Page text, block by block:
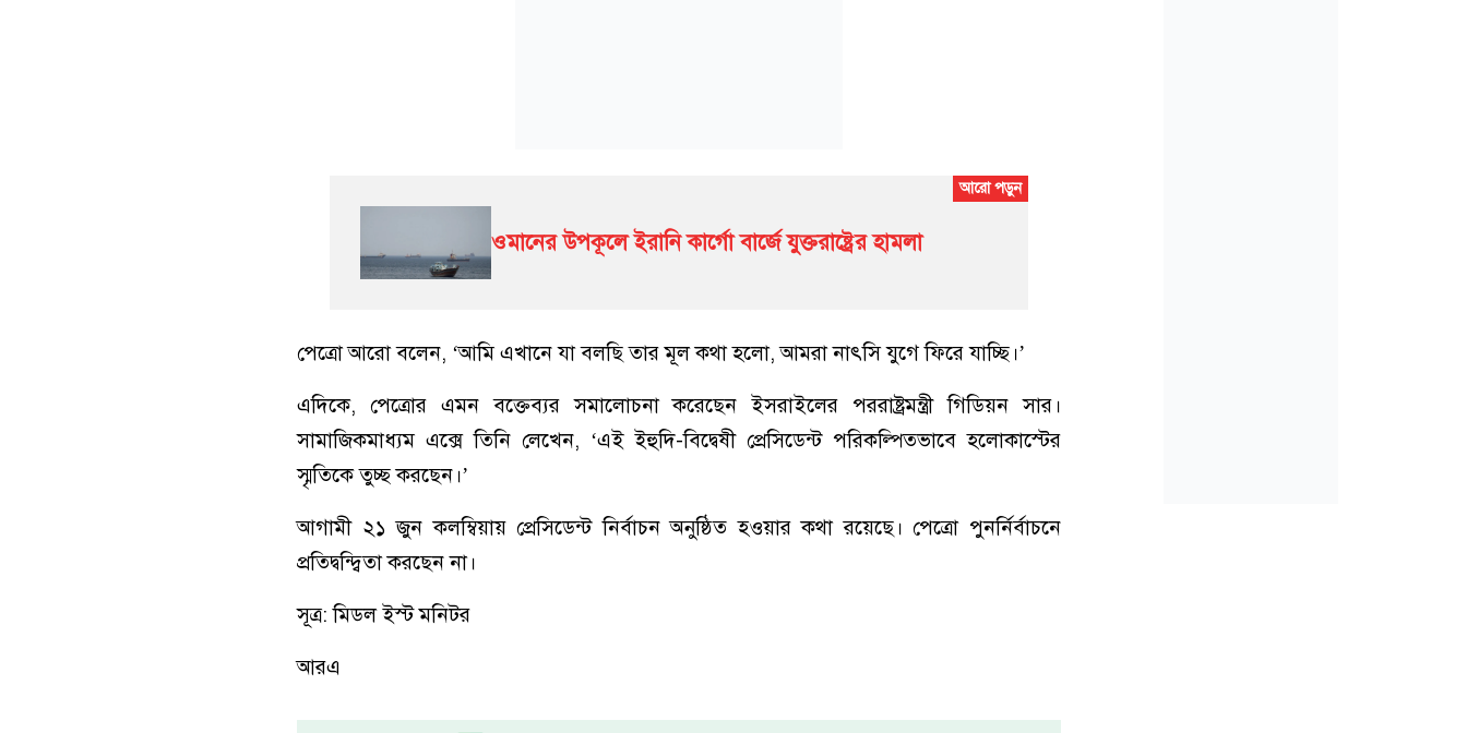
ওমানের উপকূলে ইরানি কার্গো বার্জে যুক্তরাষ্ট্রের হামলা
পেত্রো আরো বলেন, ‘আমি এখানে যা বলছি তার মূল কথা হলো, আমরা নাৎসি যুগে ফিরে যাচ্ছি।’
এদিকে, পেত্রোর এমন বক্তেব্যর সমালোচনা করেছেন ইসরাইলের পররাষ্ট্রমন্ত্রী গিডিয়ন সার।
সামাজিকমাধ্যম এক্সে তিনি লেখেন, ‘এই ইহুদি-বিদ্বেষী প্রেসিডেন্ট পরিকল্পিতভাবে হলোকাস্টের
স্মৃতিকে তুচ্ছ করছেন।’
আগামী ২১ জুন কলম্বিয়ায় প্রেসিডেন্ট নির্বাচন অনুষ্ঠিত হওয়ার কথা রয়েছে। পেত্রো পুনর্নির্বাচনে
প্রতিদ্বন্দ্বিতা করছেন না।
সূত্র: মিডল ইস্ট মনিটর
আরএ